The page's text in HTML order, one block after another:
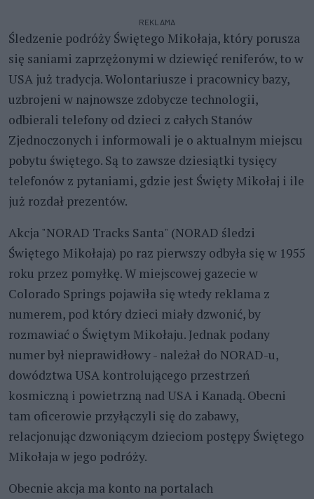
REKLAMA
Śledzenie podróży Świętego Mikołaja, który porusza
się saniami zaprzężonymi w dziewięć reniferów, to w
USA już tradycja. Wolontariusze i pracownicy bazy,
uzbrojeni w najnowsze zdobycze technologii,
odbierali telefony od dzieci z całych Stanów
Zjednoczonych i informowali je o aktualnym miejscu
pobytu świętego. Są to zawsze dziesiątki tysięcy
telefonów z pytaniami, gdzie jest Święty Mikołaj i ile
już rozdał prezentów.
Akcja "NORAD Tracks Santa" (NORAD śledzi
Świętego Mikołaja) po raz pierwszy odbyła się w 1955
roku przez pomyłkę. W miejscowej gazecie w
Colorado Springs pojawiła się wtedy reklama z
numerem, pod który dzieci miały dzwonić, by
rozmawiać o Świętym Mikołaju. Jednak podany
numer był nieprawidłowy - należał do NORAD-u,
dowództwa USA kontrolującego przestrzeń
kosmiczną i powietrzną nad USA i Kanadą. Obecni
tam oficerowie przyłączyli się do zabawy,
relacjonując dzwoniącym dzieciom postępy Świętego
Mikołaja w jego podróży.
Obecnie akcja ma konto na portalach